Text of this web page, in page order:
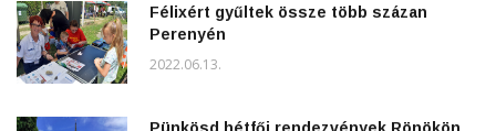
Félixért gyűltek össze több százan
Perenyén
2022.06.13.
Pünkösd hétfői rendezvények Rönökön